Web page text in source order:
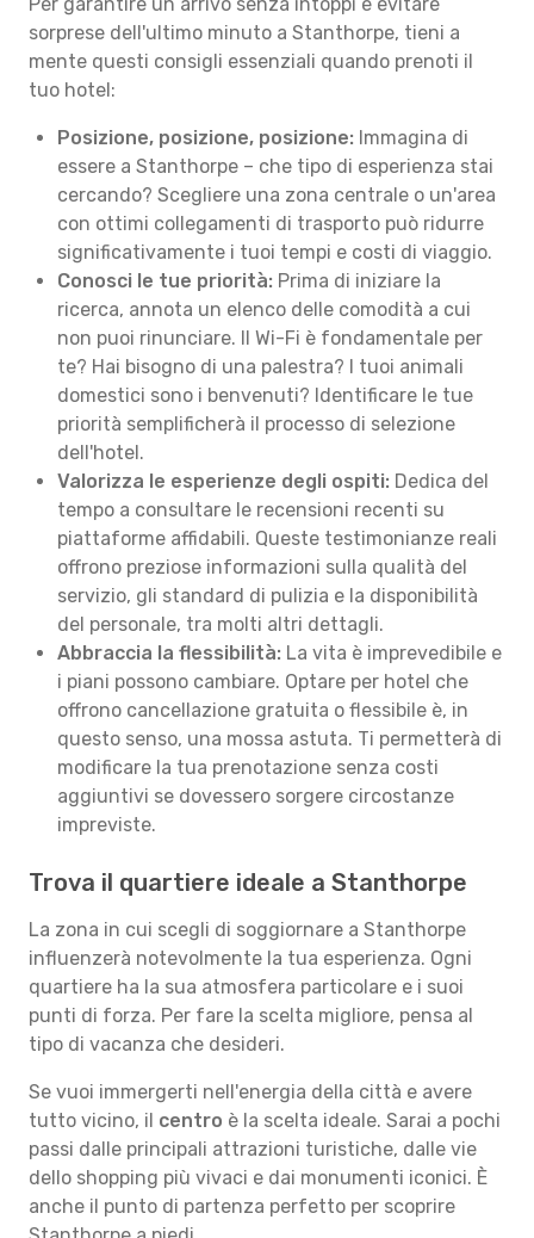
sorprese dell'ultimo minuto a Stanthorpe, tieni a
mente questi consigli essenziali quando prenoti il
tuo hotel:
Posizione, posizione, posizione: Immagina di
essere a Stanthorpe – che tipo di esperienza stai
cercando? Scegliere una zona centrale o un'area
con ottimi collegamenti di trasporto può ridurre
significativamente i tuoi tempi e costi di viaggio.
Conosci le tue priorità: Prima di iniziare la
ricerca, annota un elenco delle comodità a cui
non puoi rinunciare. Il Wi-Fi è fondamentale per
te? Hai bisogno di una palestra? I tuoi animali
domestici sono i benvenuti? Identificare le tue
priorità semplificherà il processo di selezione
dell'hotel.
Valorizza le esperienze degli ospiti: Dedica del
tempo a consultare le recensioni recenti su
piattaforme affidabili. Queste testimonianze reali
offrono preziose informazioni sulla qualità del
servizio, gli standard di pulizia e la disponibilità
del personale, tra molti altri dettagli.
Abbraccia la flessibilità: La vita è imprevedibile e
i piani possono cambiare. Optare per hotel che
offrono cancellazione gratuita o flessibile è, in
questo senso, una mossa astuta. Ti permetterà di
modificare la tua prenotazione senza costi
aggiuntivi se dovessero sorgere circostanze
impreviste.
Trova il quartiere ideale a Stanthorpe
La zona in cui scegli di soggiornare a Stanthorpe
influenzerà notevolmente la tua esperienza. Ogni
quartiere ha la sua atmosfera particolare e i suoi
punti di forza. Per fare la scelta migliore, pensa al
tipo di vacanza che desideri.
Se vuoi immergerti nell'energia della città e avere
tutto vicino, il centro è la scelta ideale. Sarai a pochi
passi dalle principali attrazioni turistiche, dalle vie
dello shopping più vivaci e dai monumenti iconici. È
anche il punto di partenza perfetto per scoprire